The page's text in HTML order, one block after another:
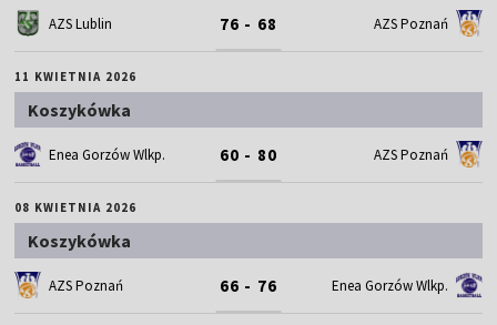
AZS Lublin 76 - 68 AZS Poznań
11 KWIETNIA 2026
Koszykówka
Enea Gorzów Wlkp. 60 - 80 AZS Poznań
08 KWIETNIA 2026
Koszykówka
AZS Poznań 66 - 76 Enea Gorzów Wlkp.